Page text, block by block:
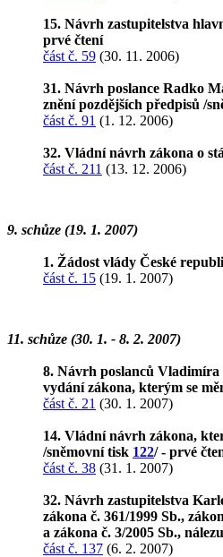
15. Návrh zastupitelstva
prvé čtení
část č. 59 (30. 11. 2006)
31. Návrh poslance Radko
znění pozdějších předpisů /
část č. 91 (1. 12. 2006)
32. Vládní návrh zákona o
část č. 211 (13. 12. 2006)
9. schůze (19. 1. 2007)
1. Žádost vlády České
část č. 15 (19. 1. 2007)
11. schůze (30. 1. - 8. 2. 2007)
8. Návrh poslanců
vydání zákona, kterým se
část č. 21 (30. 1. 2007)
14. Vládní návrh zákona,
/sněmovní tisk 122/ - prvé
část č. 38 (31. 1. 2007)
32. Návrh zastupitelstva
zákona č. 361/1999 Sb.,
a zákona č. 3/2005 Sb.,
část č. 137 (6. 2. 2007)